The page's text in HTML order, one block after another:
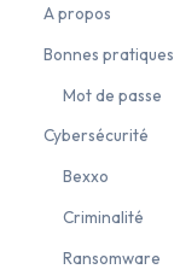
A propos
Bonnes pratiques
Mot de passe
Cybersécurité
Bexxo
Criminalité
Ransomware